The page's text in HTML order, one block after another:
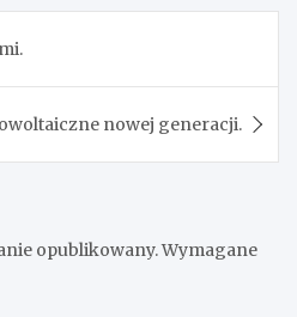
nowej generacji.
opublikowany.Wymagane